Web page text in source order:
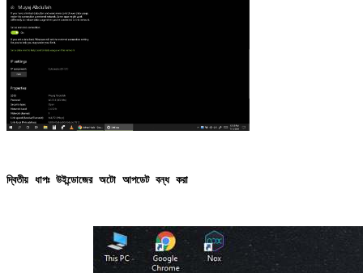
দ্বিতীয় ধাপঃ উইন্ডোজের অটো আপডেট বন্ধ করা